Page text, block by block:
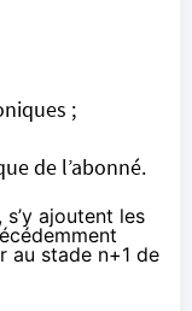
;
de l’abonné.
ajoutent les
au stade n+1 de